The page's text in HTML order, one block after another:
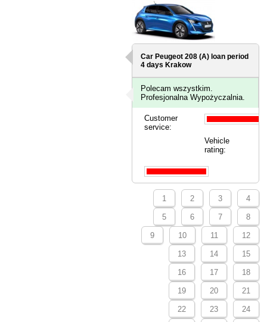
Car Peugeot 208 (A) loan period
4 days Krakow
Polecam wszystkim.
Profesjonalna Wypożyczalnia.
Customer
service:
Vehicle
rating:
1 2 3 4
5 6 7 8
9 10 11 12
13 14 15
16 17 18
19 20 21
22 23 24